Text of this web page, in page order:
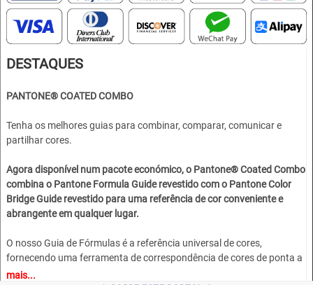
DESTAQUES
PANTONE® COATED COMBO
Tenha os melhores guias para combinar, comparar, comunicar e
partilhar cores.
Agora disponível num pacote económico, o Pantone® Coated Combo
combina o Pantone Formula Guide revestido com o Pantone Color
Bridge Guide revestido para uma referência de cor conveniente e
abrangente em qualquer lugar.
O nosso Guia de Fórmulas é a referência universal de cores,
fornecendo uma ferramenta de correspondência de cores de ponta a
ponta que apresenta todas as 2.390 cores directas orientadas para o
mais...